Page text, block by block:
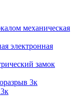
механическая
электронная
замок
3к